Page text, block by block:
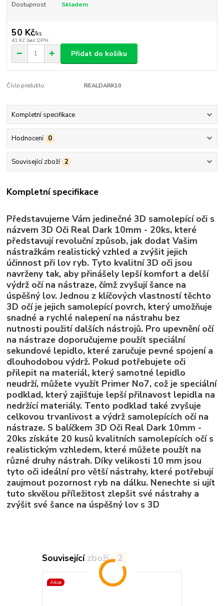
Dostupnost Skladem
50 Kč/ks
41 Kč bez DPH
Přidat do košíku
Číslo produktu: REALDARK10
Kompletní specifikace
Hodnocení 0
Související zboží 2
Kompletní specifikace
Představujeme Vám jedinečné 3D samolepící oči s
názvem 3D Oči Real Dark 10mm - 20ks, které
představují revoluční způsob, jak dodat Vašim
nástražkám realistický vzhled a zvýšit jejich
účinnost při lov ryb. Tyto kvalitní 3D oči jsou
navrženy tak, aby přinášely lepší komfort a delší
výdrž očí na nástraze, čímž zvyšují šance na
úspěšný lov. Jednou z klíčových vlastností těchto
3D očí je jejich samolepící povrch, který umožňuje
snadné a rychlé nalepení na nástrahu bez
nutnosti použití dalších nástrojů. Pro upevnění očí
na nástraze doporučujeme použít speciální
sekundové lepidlo, které zaručuje pevné spojení a
dlouhodobou výdrž. Pokud potřebujete oči
přilepit na materiál, který samotné lepidlo
neudrží, můžete využít Primer No7, což je speciální
podklad, který zajišťuje lepší přilnavost lepidla na
nedržící materiály. Tento podklad také zvyšuje
celkovou trvanlivost a výdrž samolepících očí na
nástraze. S balíčkem 3D Oči Real Dark 10mm -
20ks získáte 20 kusů kvalitních samolepících očí s
realistickým vzhledem, které můžete použít na
různé druhy nástrah. Díky velikosti 10 mm jsou
tyto oči ideální pro větší nástrahy, které potřebují
zaujmout pozornost ryb na dálku. Nenechte si ujít
tuto skvělou příležitost zlepšit své nástrahy a
zvýšit své šance na úspěšný lov s 3D
Související zboží 2
Akce